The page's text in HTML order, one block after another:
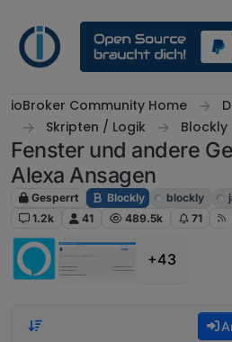
ioBroker Community Home
Skripten / Logik
Blockly
Fenster und andere
Alexa Ansagen
Gesperrt Blockly blockly
1.2k
41 489.5k 71
+43